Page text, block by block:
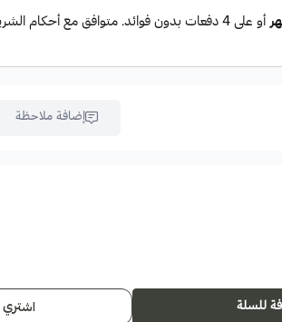
تقشير يحوي حمض الفا هيدروكسي 30% وحمض بيتا هيدروكسي2%
إضافة ملاحظة
اسحب و
للسلة اشتري